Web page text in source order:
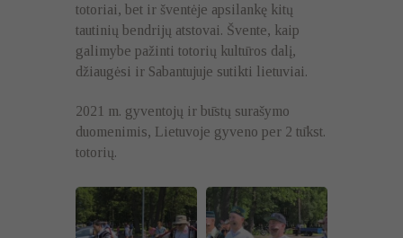
totoriai, bet ir šventėje apsilankę kitų
tautinių bendrijų atstovai. Švente, kaip
galimybe pažinti totorių kultūros dalį,
džiaugėsi ir Sabantujuje sutikti lietuviai.
2021 m. gyventojų ir būstų surašymo
duomenimis, Lietuvoje gyveno per 2 tūkst.
totorių.